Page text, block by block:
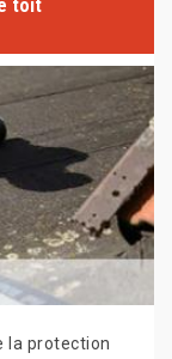
toit
la protection